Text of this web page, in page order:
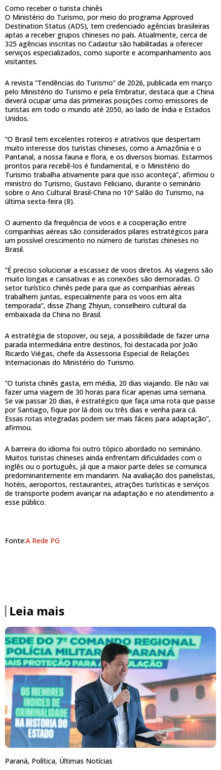
Como receber o turista chinês
O Ministério do Turismo, por meio do programa Approved
Destination Status (ADS), tem credenciado agências brasileiras
aptas a receber grupos chineses no país. Atualmente, cerca de
325 agências inscritas no Cadastur são habilitadas a oferecer
serviços especializados, como suporte e acompanhamento aos
visitantes.
A revista “Tendências do Turismo” de 2026, publicada em março
pelo Ministério do Turismo e pela Embratur, destaca que a China
deverá ocupar uma das primeiras posições como emissores de
turistas em todo o mundo até 2050, ao lado de Índia e Estados
Unidos.
“O Brasil tem excelentes roteiros e atrativos que despertam
muito interesse dos turistas chineses, como a Amazônia e o
Pantanal, a nossa fauna e flora, e os diversos biomas. Estarmos
prontos para recebê-los é fundamental, e o Ministério do
Turismo trabalha ativamente para que isso aconteça”, afirmou o
ministro do Turismo, Gustavo Feliciano, durante o seminário
sobre o Ano Cultural Brasil-China no 10º Salão do Turismo, na
última sexta-feira (8).
O aumento da frequência de voos e a cooperação entre
companhias aéreas são considerados pilares estratégicos para
um possível crescimento no número de turistas chineses no
Brasil.
“É preciso solucionar a escassez de voos diretos. As viagens são
muito longas e cansativas e as conexões são demoradas. O
setor turístico chinês pede para que as companhias aéreas
trabalhem juntas, especialmente para os voos em alta
temporada”, disse Zhang Zhiyun, conselheiro cultural da
embaixada da China no Brasil.
A estratégia de stopover, ou seja, a possibilidade de fazer uma
parada intermediária entre destinos, foi destacada por João
Ricardo Viégas, chefe da Assessoria Especial de Relações
Internacionais do Ministério do Turismo.
“O turista chinês gasta, em média, 20 dias viajando. Ele não vai
fazer uma viagem de 30 horas para ficar apenas uma semana.
Se vai passar 20 dias, é estratégico que faça uma rota que passe
por Santiago, fique por lá dois ou três dias e venha para cá.
Essas rotas integradas podem ser mais fáceis para adaptação”,
afirmou.
A barreira do idioma foi outro tópico abordado no seminário.
Muitos turistas chineses ainda enfrentam dificuldades com o
inglês ou o português, já que a maior parte deles se comunica
predominantemente em mandarim. Na avaliação dos painelistas,
hotéis, aeroportos, restaurantes, atrações turísticas e serviços
de transporte podem avançar na adaptação e no atendimento a
esse público.
Fonte:A Rede PG
Leia mais
Paraná, Política, Últimas Notícias